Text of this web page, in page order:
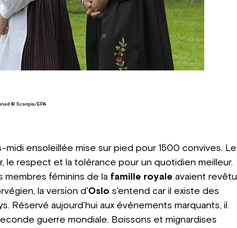
© Scanpix/EPA
ensoleillée mise sur pied pour 1500 convives. Le
le respect et la tolérance pour un quotidien meilleur.
membres féminins de la famille royale avaient revêtu
la version d'Oslo s'entend car il existe des
Réservé aujourd'hui aux événements marquants, il
guerre mondiale. Boissons et mignardises